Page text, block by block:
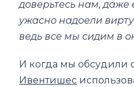
доверьтесь нам, даже
ужасно надоели
ведь все мы сидим в
И когда мы обсудили
Ивентишес